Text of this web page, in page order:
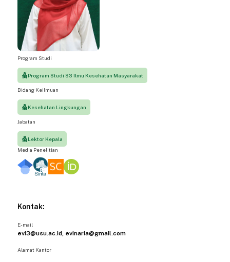
Program Studi
Program Studi S3 Ilmu Kesehatan Masyarakat
Bidang Keilmuan
Kesehatan Lingkungan
Jabatan
Lektor Kepala
Media Penelitian
Kontak:
E-mail
evi3@usu.ac.id, evinaria@gmail.com
Alamat Kantor